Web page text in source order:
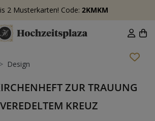
2 Musterkarten! Code: 2KMKM
Design
ZUR TRAUUNG
KREUZ